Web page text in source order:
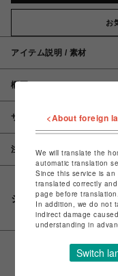
お
アイテム説明 / 素材
概要
サイズ
注意事項
シェアする
<About foreign
We will translate the
automatic translation
Since this service is
translated correctly
page before translation.
In addition, we do not
indirect damage
understanding in
Switch